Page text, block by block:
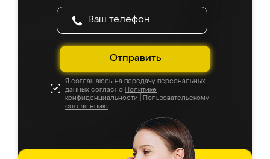
Отправить
Я соглашаюсь на передачу персональных
данных согласно Политике
конфиденциальности
Пользовательскому
соглашению